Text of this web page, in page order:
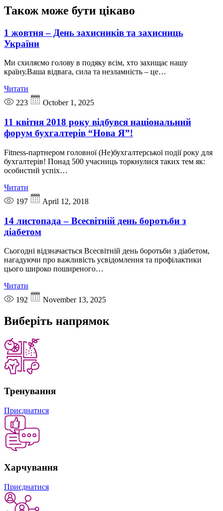
Також може бути цікаво
1 жовтня – День захисників та захисниць
України
Ми схиляємо голову в подяку всім, хто захищає нашу
країну.Ваша відвага, сила та незламність – це…
Читати
223
October 1, 2025
11 квітня 2018 року відбувся національний
форум бухгалтерів “Нова Я”!
Fitness-партнером головної (Не)бухгалтерської події року для
бухгалтерів! Понад 500 учасниць торкнулися таких тем як:
особистий успіх…
Читати
197
April 12, 2018
14 листопада – Всесвітній день боротьби з
діабетом
Сьогодні відзначається Всесвітній день боротьби з діабетом,
нагадуючи про важливість усвідомлення та профілактики
цього широко поширеного…
Читати
192
November 13, 2025
Виберіть напрямок
Тренування
Приєднатися
Харчування
Приєднатися